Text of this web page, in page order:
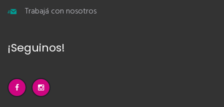
Trabajá con nosotros
¡Seguinos!